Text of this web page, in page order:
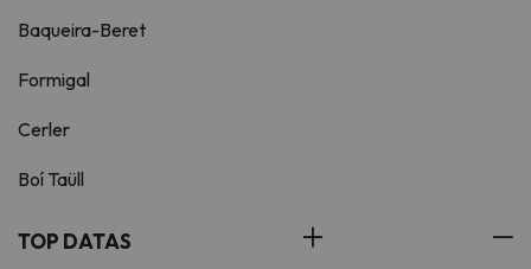
Baqueira-Beret
Formigal
Cerler
Boí Taüll
TOP DATAS